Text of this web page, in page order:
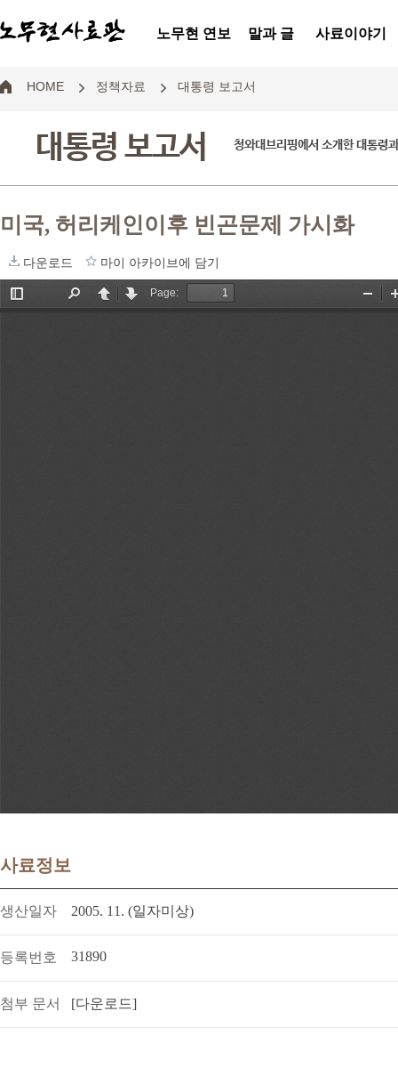
노무현 연보 말과 글 사료이야기
HOME 정책자료 대통령 보고서
대통령 보고서 청와대브리핑에서 소개한 대통령
미국, 허리케인이후 빈곤문제 가시화
다운로드 마이 아카이브에 담기
사료정보
생산일자 2005. 11. (일자미상)
등록번호 31890
첨부 문서 [다운로드]